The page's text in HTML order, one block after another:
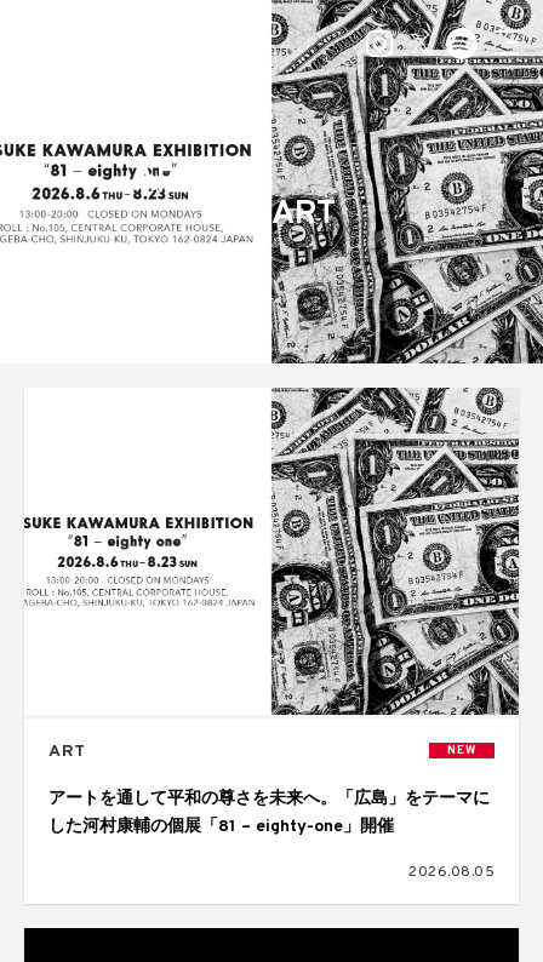
ARCHIVE
ART
ART NEW
アートを通して平和の尊さを未来へ。「広島」をテーマに
した河村康輔の個展「81 – eighty-one」開催
2026.08.05